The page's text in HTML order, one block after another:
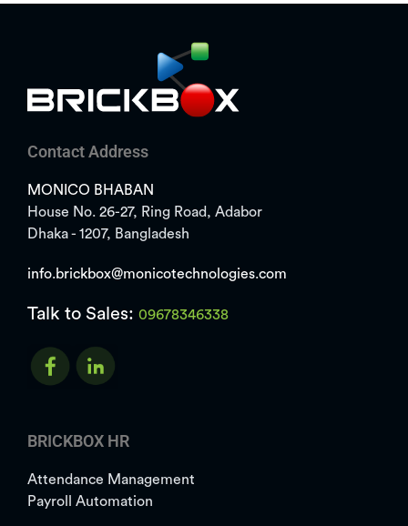
Contact Address
MONICO BHABAN
House No. 26-27, Ring Road, Adabor
Dhaka - 1207, Bangladesh
info.brickbox@monicotechnologies.com
Talk to Sales: 09678346338
BRICKBOX HR
Attendance Management
Payroll Automation